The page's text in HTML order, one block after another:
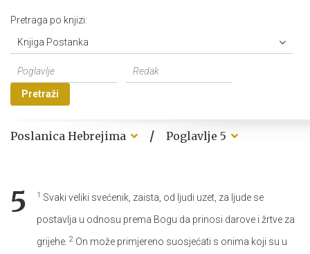
Pretraga po knjizi:
Knjiga Postanka
Pretraži
Poslanica Hebrejima / Poglavlje 5
5 1 Svaki veliki svećenik, zaista, od ljudi uzet, za ljude se
postavlja u odnosu prema Bogu da prinosi darove i žrtve za
grijehe. 2 On može primjereno suosjećati s onima koji su u